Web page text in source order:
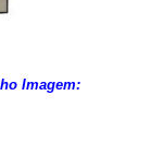
Imagem: